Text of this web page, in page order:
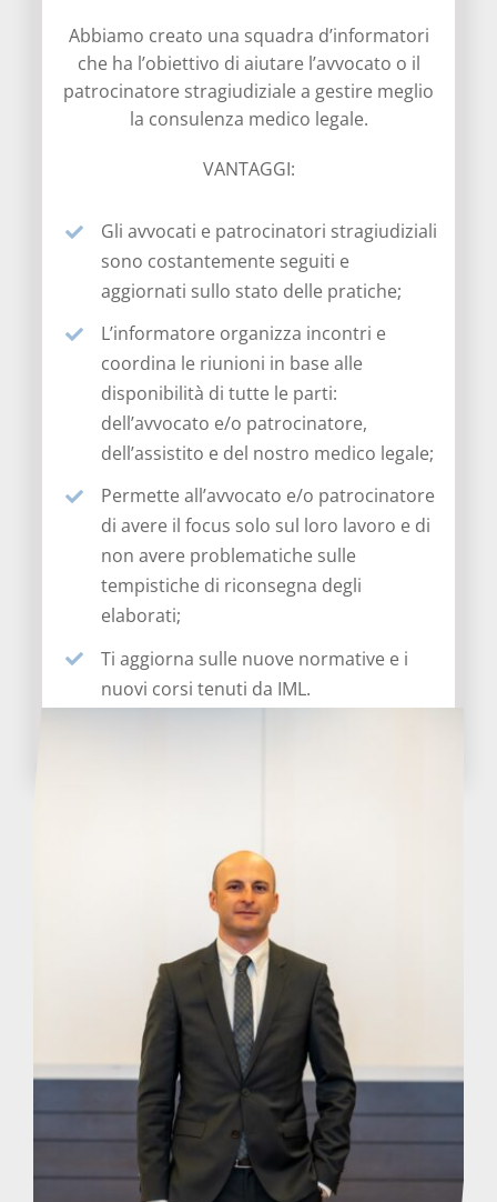
Abbiamo creato una squadra d’informatori
che ha l’obiettivo di aiutare l’avvocato o il
patrocinatore stragiudiziale a gestire meglio
la consulenza medico legale.
VANTAGGI:
Gli avvocati e patrocinatori stragiudiziali
sono costantemente seguiti e
aggiornati sullo stato delle pratiche;
L’informatore organizza incontri e
coordina le riunioni in base alle
disponibilità di tutte le parti:
dell’avvocato e/o patrocinatore,
dell’assistito e del nostro medico legale;
Permette all’avvocato e/o patrocinatore
di avere il focus solo sul loro lavoro e di
non avere problematiche sulle
tempistiche di riconsegna degli
elaborati;
Ti aggiorna sulle nuove normative e i
nuovi corsi tenuti da IML.